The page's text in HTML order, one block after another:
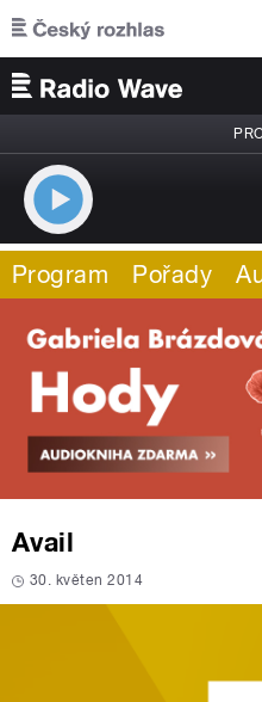
Přejít k hlavnímu obsahu
Program Pořady
Avail
30. květen 2014